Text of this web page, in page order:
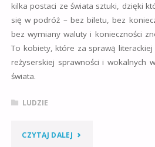
kilka postaci ze świata sztuki, dzięki
się w podróż – bez biletu, bez
bez wymiany waluty i konieczności
To kobiety, które za sprawą
reżyserskiej sprawności i wokalnych
świata.
LUDZIE
CZYTAJ DALEJ "CO